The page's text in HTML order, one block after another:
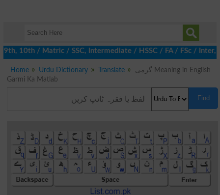
/ Matric / SSC, Intermediate / HSSC / FA / FSc / Inter,
Home Urdu Dictionary Translate
گرمی Meaning in English
Garmi Ka Matlab
Find